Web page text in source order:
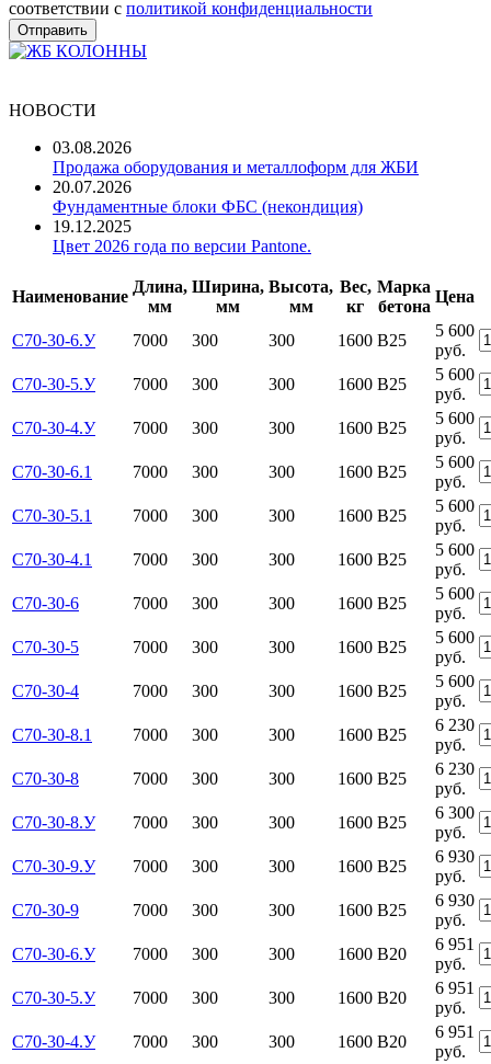
соответствии с политикой конфиденциальности
НОВОСТИ
03.08.2026
Продажа оборудования и металлоформ для ЖБИ
20.07.2026
Фундаментные блоки ФБС (некондиция)
19.12.2025
Цвет 2026 года по версии Pantone.
Наименование
Длина,
мм
Ширина,
мм
Высота,
мм
Вес,
кг
Марка
бетона
Цена
С70-30-6.У 7000 300 300 1600 В25
5 600
руб.
С70-30-5.У
7000 300 300 1600 В25
5 600
руб.
С70-30-4.У
7000 300 300 1600 В25
5 600
руб.
С70-30-6.1
7000 300 300 1600 В25
5 600
руб.
С70-30-5.1
7000 300 300 1600 В25
5 600
руб.
С70-30-4.1
7000 300 300 1600 В25
5 600
руб.
С70-30-6
7000 300 300 1600 В25
5 600
руб.
С70-30-5
7000 300 300 1600 В25
5 600
руб.
С70-30-4
7000 300 300 1600 В25
5 600
руб.
С70-30-8.1
7000 300 300 1600 В25
6 230
руб.
С70-30-8
7000 300 300 1600 В25
6 230
руб.
С70-30-8.У
7000 300 300 1600 В25
6 300
руб.
С70-30-9.У
7000 300 300 1600 В25
6 930
руб.
С70-30-9
7000 300 300 1600 В25
6 930
руб.
С70-30-6.У
7000 300 300 1600 B20
6 951
руб.
С70-30-5.У
7000 300 300 1600 B20
6 951
руб.
С70-30-4.У
7000 300 300 1600 B20
6 951
руб.